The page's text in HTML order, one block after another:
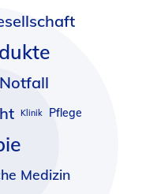
Notfall
Klinik Pflege
Medizin